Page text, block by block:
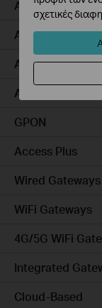
Access Pro
Aggregation
Access Max
Access
GPON
Access Plus
Wired Gateways
WiFi Gateways
4G/5G WiFi
Integrated
Cloud-Based
σχετικές